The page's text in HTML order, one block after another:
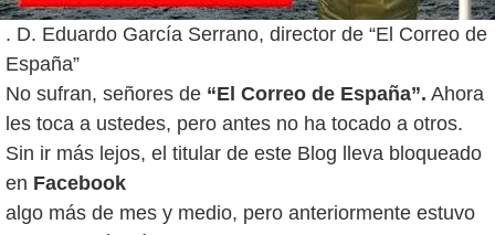
. D. Eduardo García Serrano, director de “El Correo de
España”
No sufran, señores de “El Correo de España”. Ahora
les toca a ustedes, pero antes no ha tocado a otros.
Sin ir más lejos, el titular de este Blog lleva bloqueado
en Facebook
algo más de mes y medio, pero anteriormente estuvo